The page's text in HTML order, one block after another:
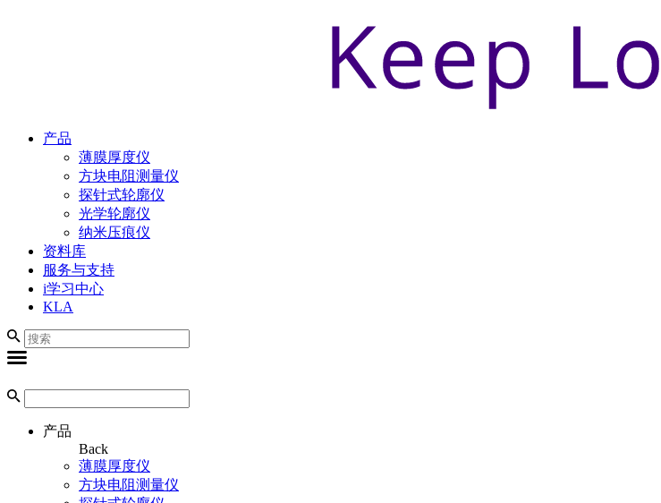
产品
薄膜厚度仪
方块电阻测量仪
探针式轮廓仪
光学轮廓仪
纳米压痕仪
资料库
服务与支持
i学习中心
KLA
产品
Back
薄膜厚度仪
方块电阻测量仪